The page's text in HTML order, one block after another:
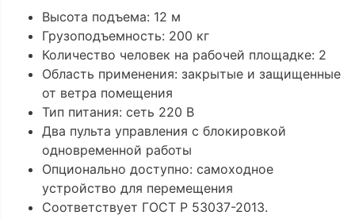
Высота подъема: 12 м
Грузоподъемность: 200 кг
Количество человек на рабочей площадке: 2
Область применения: закрытые и защищенные
от ветра помещения
Тип питания: сеть 220 В
Два пульта управления с блокировкой
одновременной работы
Опционально доступно: самоходное
устройство для перемещения
Соответствует ГОСТ Р 53037-2013.